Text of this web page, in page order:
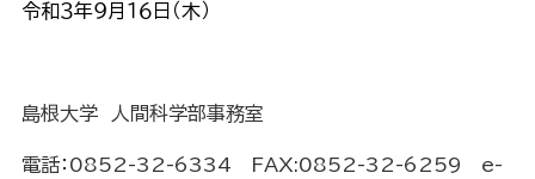
令和３年９月１６日（木）
島根大学 人間科学部事務室
電話：0852-32-6334 FAX:0852-32-6259 e-